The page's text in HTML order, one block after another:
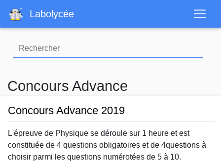
contenu
Labolycée
Concours Advance
Concours Advance 2019
L'épreuve de Physique se déroule sur 1 heure et est
constituée de 4 questions obligatoires et de 4questions à
choisir parmi les questions numérotées de 5 à 10.